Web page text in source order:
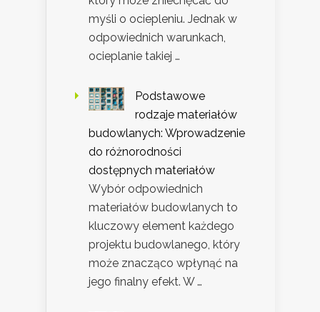
myśli o ociepleniu. Jednak w
odpowiednich warunkach,
ocieplanie takiej …
Podstawowe
rodzaje materiałów
budowlanych: Wprowadzenie
do różnorodności
dostępnych materiałów
Wybór odpowiednich
materiałów budowlanych to
kluczowy element każdego
projektu budowlanego, który
może znacząco wpłynąć na
jego finalny efekt. W …